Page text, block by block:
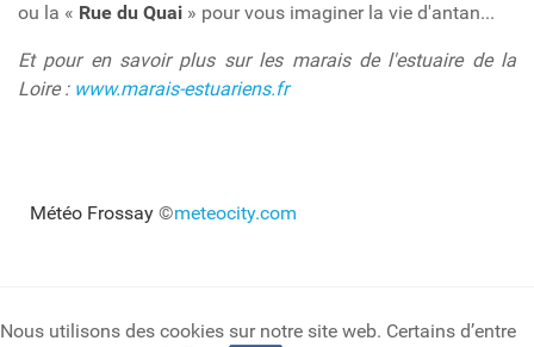
ou la « Rue du Quai » pour vous imaginer la vie d'antan...
Et pour en savoir plus sur les marais de l'estuaire de la
Loire : www.marais-estuariens.fr
Météo Frossay ©meteocity.com
Nous utilisons des cookies sur notre site web. Certains d’entre